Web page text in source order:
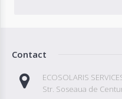
Contact
ECOSOLARIS
Str. Soseaua de